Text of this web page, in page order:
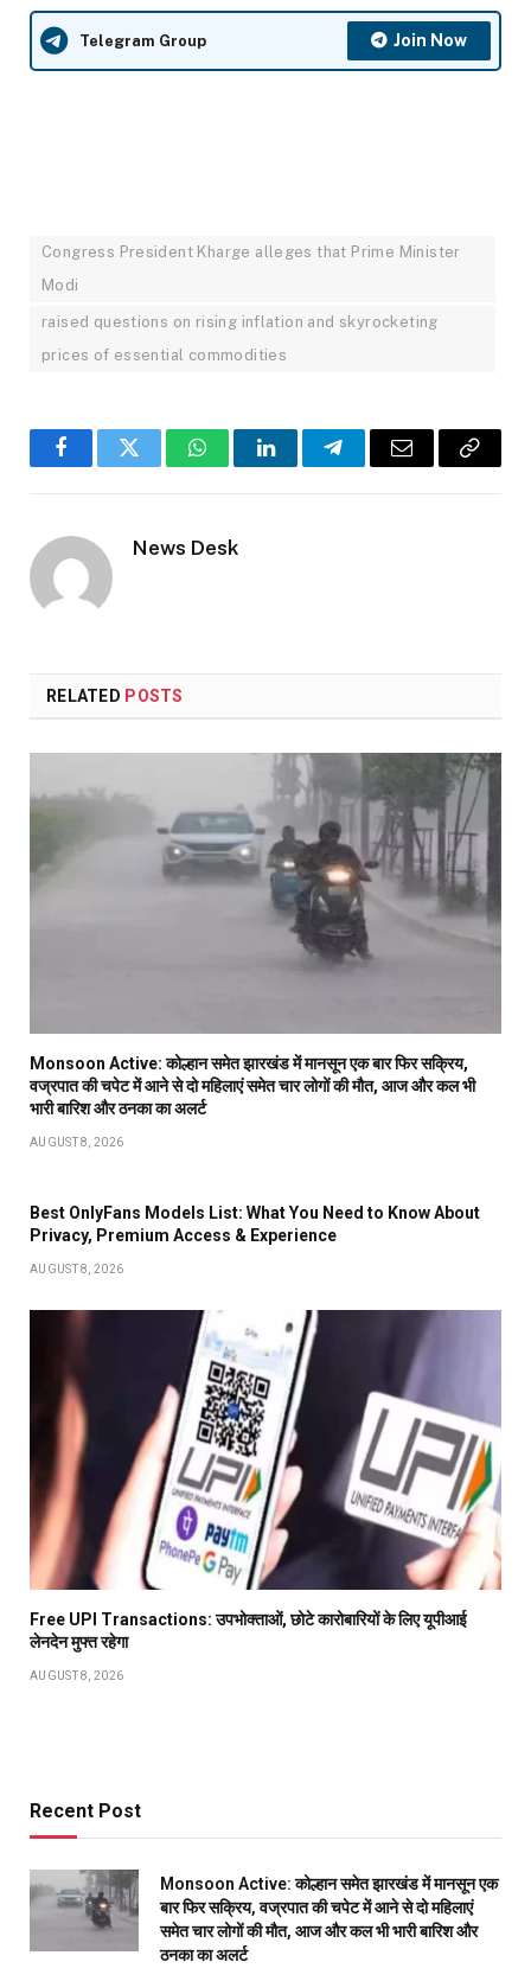
Telegram Group Join Now
Congress President Kharge alleges that Prime Minister
Modi
raised questions on rising inflation and skyrocketing
prices of essential commodities
FacebookTwitter WhatsAppLinkedInTelegramEmail
Copy
News Desk
RELATED POSTS
Monsoon Active: कोल्हान समेत झारखंड में मानसून एक बार फिर सक्रिय,
वज्रपात की चपेट में आने से दो महिलाएं समेत चार लोगों की मौत, आज और कल भी
भारी बारिश और ठनका का अलर्ट
AUGUST 8, 2026
Best OnlyFans Models List: What You Need to Know About
Privacy, Premium Access & Experience
AUGUST 8, 2026
Free UPI Transactions: उपभोक्ताओं, छोटे कारोबारियों के लिए यूपीआई
लेनदेन मुफ्त रहेगा
AUGUST 8, 2026
Recent Post
Monsoon Active: कोल्हान समेत झारखंड में मानसून एक
बार फिर सक्रिय, वज्रपात की चपेट में आने से दो महिलाएं
समेत चार लोगों की मौत, आज और कल भी भारी बारिश और
ठनका का अलर्ट